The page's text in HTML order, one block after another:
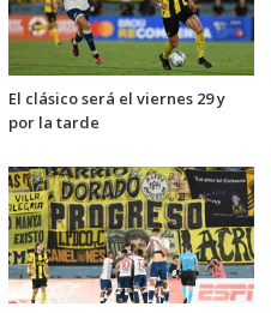
El clásico será el viernes 29 y
por la tarde